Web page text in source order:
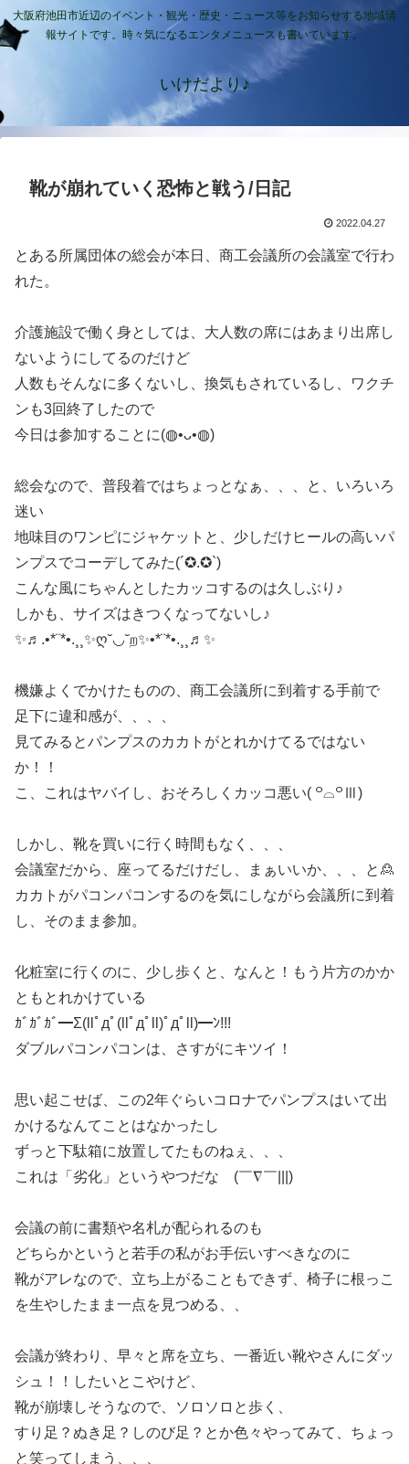
大阪府池田市近辺のイベント・観光・歴史・ニュース等をお知らせする地域情
報サイトです。時々気になるエンタメニュースも書いています。
いけだより♪
靴が崩れていく恐怖と戦う/日記
2022.04.27
とある所属団体の総会が本日、商工会議所の会議室で行わ
れた。
介護施設で働く身としては、大人数の席にはあまり出席し
ないようにしてるのだけど
人数もそんなに多くないし、換気もされているし、ワクチ
ンも3回終了したので
今日は参加することに(◍•ᴗ•◍)
総会なので、普段着ではちょっとなぁ、、、と、いろいろ
迷い
地味目のワンピにジャケットと、少しだけヒールの高いパ
ンプスでコーデしてみた(´✪.✪`)
こんな風にちゃんとしたカッコするのは久しぶり♪
しかも、サイズはきつくなってないし♪
✨♬.•*¨*•.¸¸✨ღ˘◡˘ற✨•*¨*•.¸¸♬✨
機嫌よくでかけたものの、商工会議所に到着する手前で
足下に違和感が、、、、
見てみるとパンプスのカカトがとれかけてるではない
か！！
こ、これはヤバイし、おそろしくカッコ悪い( ꒪⌓꒪Ⅲ)
しかし、靴を買いに行く時間もなく、、、
会議室だから、座ってるだけだし、まぁいいか、、、と🙎
カカトがパコンパコンするのを気にしながら会議所に到着
し、そのまま参加。
化粧室に行くのに、少し歩くと、なんと！もう片方のかか
ともとれかけている
ｶﾞｶﾞｶﾞ━Σ(llﾟдﾟ(llﾟдﾟll)ﾟдﾟll)━ﾝ!!!
ダブルパコンパコンは、さすがにキツイ！
思い起こせば、この2年ぐらいコロナでパンプスはいて出
かけるなんてことはなかったし
ずっと下駄箱に放置してたものねぇ、、、
これは「劣化」というやつだな (￣∇￣|||)
会議の前に書類や名札が配られるのも
どちらかというと若手の私がお手伝いすべきなのに
靴がアレなので、立ち上がることもできず、椅子に根っこ
を生やしたまま一点を見つめる、、
会議が終わり、早々と席を立ち、一番近い靴やさんにダッ
シュ！！したいとこやけど、
靴が崩壊しそうなので、ソロソロと歩く、
すり足？ぬき足？しのび足？とか色々やってみて、ちょっ
と笑ってしまう、、、